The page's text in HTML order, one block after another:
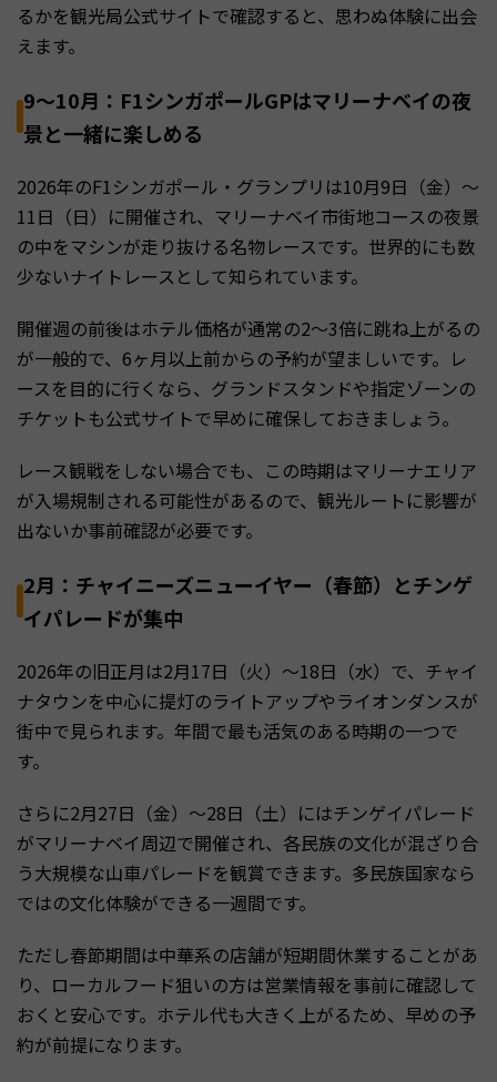
るかを観光局公式サイトで確認すると、思わぬ体験に出会
えます。
9〜10月：F1シンガポールGPはマリーナベイの夜
景と一緒に楽しめる
2026年のF1シンガポール・グランプリは10月9日（金）〜
11日（日）に開催され、マリーナベイ市街地コースの夜景
の中をマシンが走り抜ける名物レースです。世界的にも数
少ないナイトレースとして知られています。
開催週の前後はホテル価格が通常の2〜3倍に跳ね上がるの
が一般的で、6ヶ月以上前からの予約が望ましいです。レ
ースを目的に行くなら、グランドスタンドや指定ゾーンの
チケットも公式サイトで早めに確保しておきましょう。
レース観戦をしない場合でも、この時期はマリーナエリア
が入場規制される可能性があるので、観光ルートに影響が
出ないか事前確認が必要です。
2月：チャイニーズニューイヤー（春節）とチンゲ
イパレードが集中
2026年の旧正月は2月17日（火）〜18日（水）で、チャイ
ナタウンを中心に提灯のライトアップやライオンダンスが
街中で見られます。年間で最も活気のある時期の一つで
す。
さらに2月27日（金）〜28日（土）にはチンゲイパレード
がマリーナベイ周辺で開催され、各民族の文化が混ざり合
う大規模な山車パレードを観賞できます。多民族国家なら
ではの文化体験ができる一週間です。
ただし春節期間は中華系の店舗が短期間休業することがあ
り、ローカルフード狙いの方は営業情報を事前に確認して
おくと安心です。ホテル代も大きく上がるため、早めの予
約が前提になります。